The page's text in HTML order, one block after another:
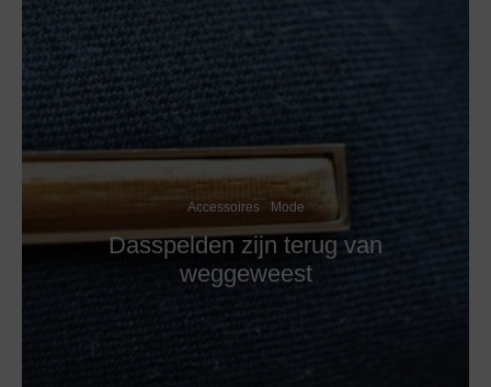
Accessoires Mode
Dasspelden zijn terug van
weggeweest